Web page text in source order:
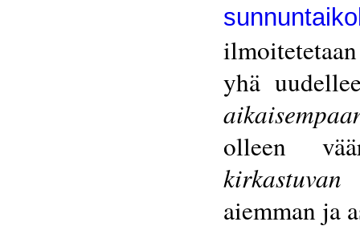
yhä
olleen
kirkastuvan
aiemman ja